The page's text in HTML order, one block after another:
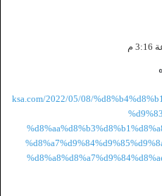
ksa.com/2022/05/08/